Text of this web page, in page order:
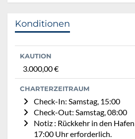
Konditionen
KAUTION
3.000,00 €
CHARTERZEITRAUM
Check-In: Samstag, 15:00
Check-Out: Samstag, 08:00
Notiz : Rückkehr in den
17:00 Uhr erforderlich.